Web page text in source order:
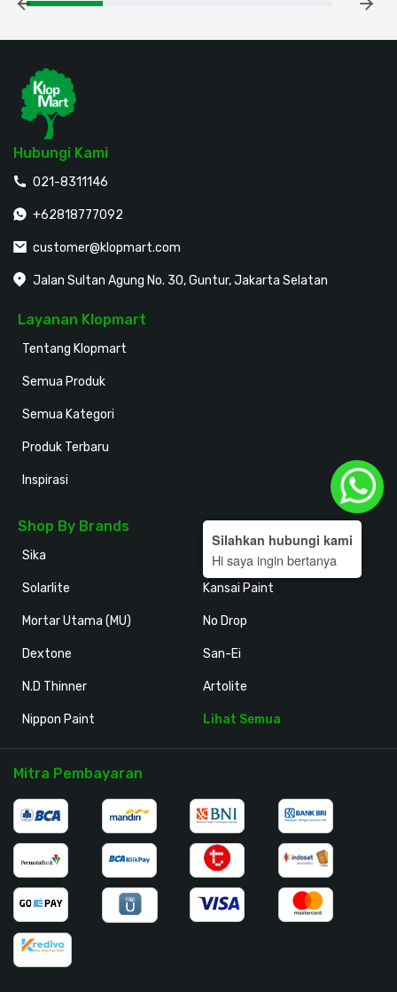
Hubungi Kami
021-8311146
+62818777092
customer@klopmart.com
Jalan Sultan Agung No. 30, Guntur, Jakarta Selatan
Layanan Klopmart
Tentang Klopmart
Semua Produk
Semua Kategori
Produk Terbaru
Inspirasi
Shop By Brands
Sika
Solarlite
Mortar Utama (MU)
Dextone
N.D Thinner
Nippon Paint
Holodeck
Kansai Paint
No Drop
San-Ei
Artolite
Lihat Semua
Mitra Pembayaran
Silahkan hubungi kami
Hi saya ingin bertanya